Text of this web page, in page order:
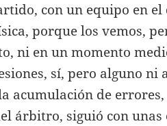
con un equipo en el
porque los vemos,
ni en un momento
sí, pero alguno ni
acumulación de
árbitro, siguió con unas